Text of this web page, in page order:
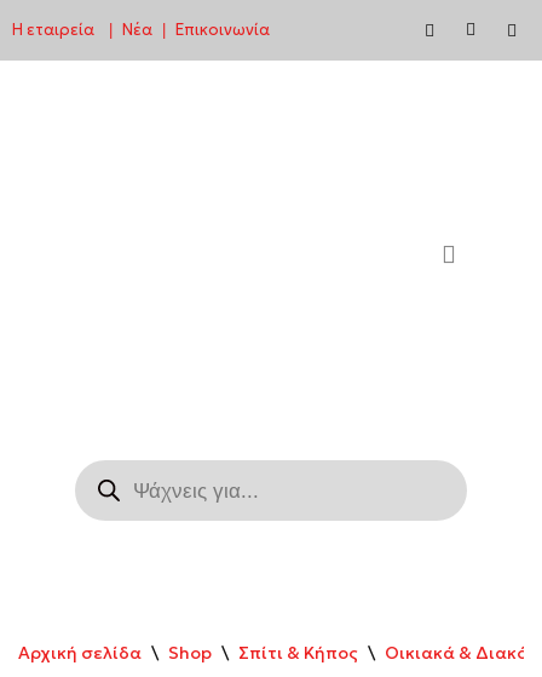
Μεταπηδήστε
Η εταιρεία Νέα Επικοινωνία
Αρχική σελίδα \ Shop \ Σπίτι & Κήπος \ Οικιακά &